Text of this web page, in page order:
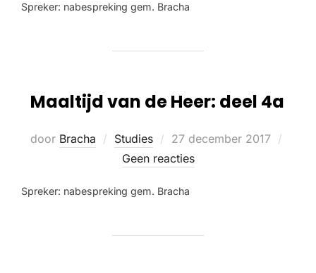
Spreker: nabespreking gem. Bracha
Maaltijd van de Heer: deel 4a
door Bracha Studies
27 december 2017
Geen reacties
Spreker: nabespreking gem. Bracha